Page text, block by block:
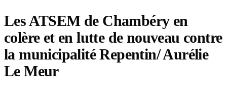
Les ATSEM de Chambéry en
colère et en lutte de nouveau contre
la municipalité Repentin/ Aurélie
Le Meur